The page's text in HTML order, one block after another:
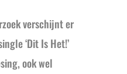
verschijnt er
‘Dit Is Het!’
ook wel